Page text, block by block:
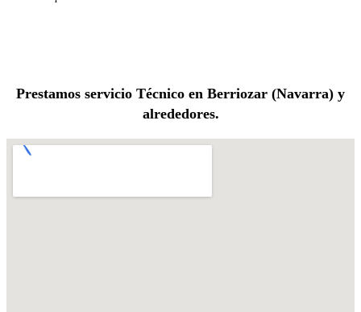
Prestamos servicio Técnico en Berriozar (Navarra) y
alrededores.